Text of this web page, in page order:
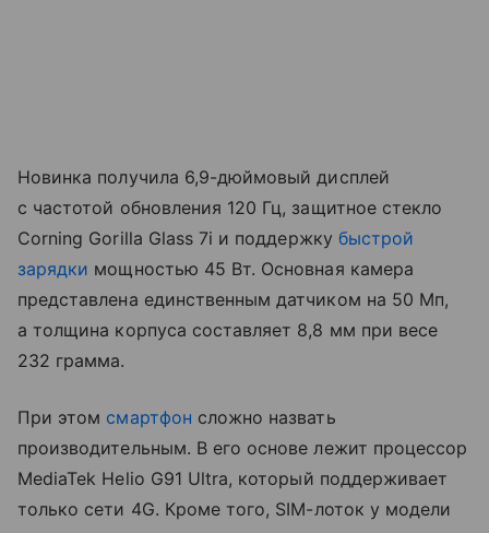
Новинка получила 6,9-дюймовый дисплей
с частотой обновления 120 Гц, защитное стекло
Corning Gorilla Glass 7i и поддержку быстрой
зарядки мощностью 45 Вт. Основная камера
представлена единственным датчиком на 50 Мп,
а толщина корпуса составляет 8,8 мм при весе
232 грамма.
При этом смартфон сложно назвать
производительным. В его основе лежит процессор
MediaTek Helio G91 Ultra, который поддерживает
только сети 4G. Кроме того, SIM-лоток у модели